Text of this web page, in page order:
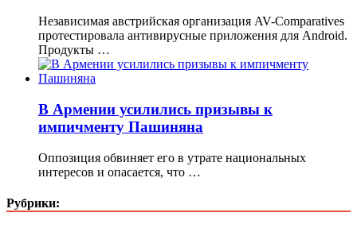
Независимая австрийская организация AV-Comparatives
протестировала антивирусные приложения для Android.
Продукты …
В Армении усилились призывы к
импичменту Пашиняна
Оппозиция обвиняет его в утрате национальных
интересов и опасается, что …
Рубрики: